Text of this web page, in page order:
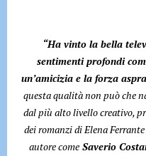
“Ha vinto la bella
sentimenti profondi
un’amicizia e la forza
questa qualità non può che
dal più alto livello creativo,
dei romanzi di Elena
autore come Saverio